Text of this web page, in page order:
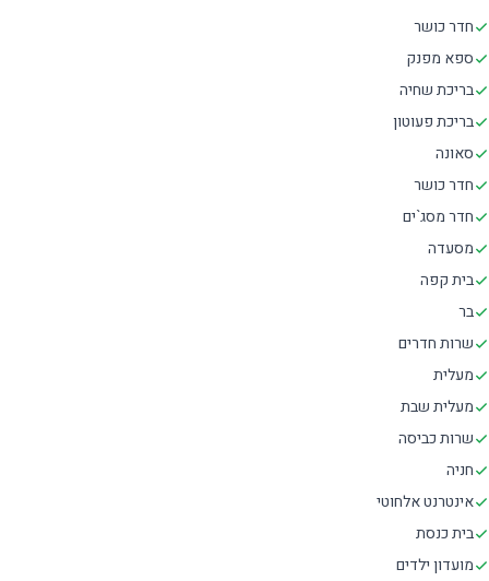
חדר כושר
ספא מפנק
בריכת שחיה
בריכת פעוטון
סאונה
חדר כושר
חדר מסג`ים
מסעדה
בית קפה
בר
שרות חדרים
מעלית
מעלית שבת
שרות כביסה
חניה
אינטרנט אלחוטי
בית כנסת
מועדון ילדים